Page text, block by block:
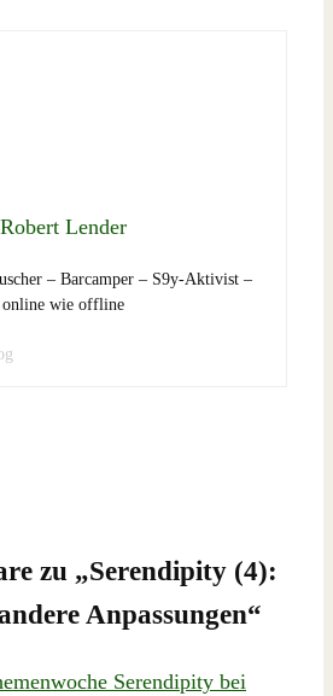
Robert Lender
– Barcamper – S9y-Aktivist –
online wie offline
zu „Serendipity (4):
Anpassungen“
Serendipity bei